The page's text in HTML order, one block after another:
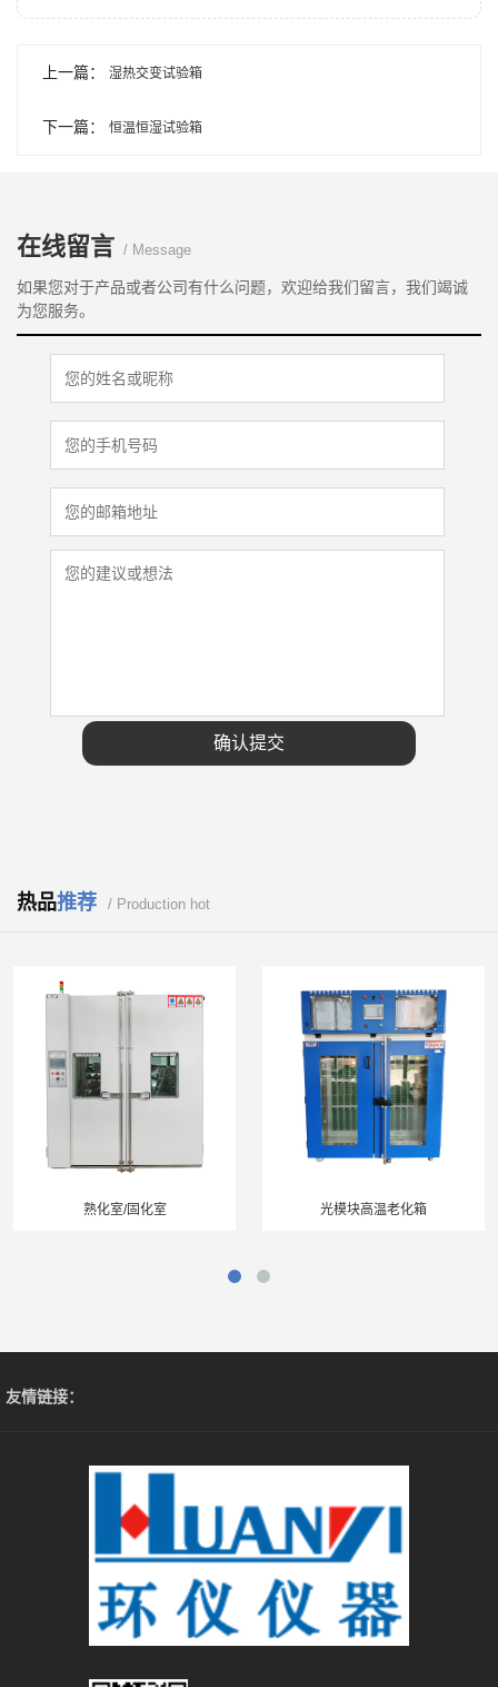
上一篇： 湿热交变试验箱
下一篇： 恒温恒湿试验箱
在线留言 / Message
如果您对于产品或者公司有什么问题，欢迎给我们留言，我们竭诚
为您服务。
热品推荐 / Production hot
熟化室/固化室 光模块高温老化箱
友情链接：